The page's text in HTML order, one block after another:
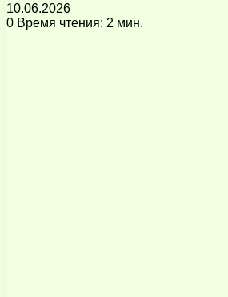
10.06.2026
0 Время чтения: 2 мин.